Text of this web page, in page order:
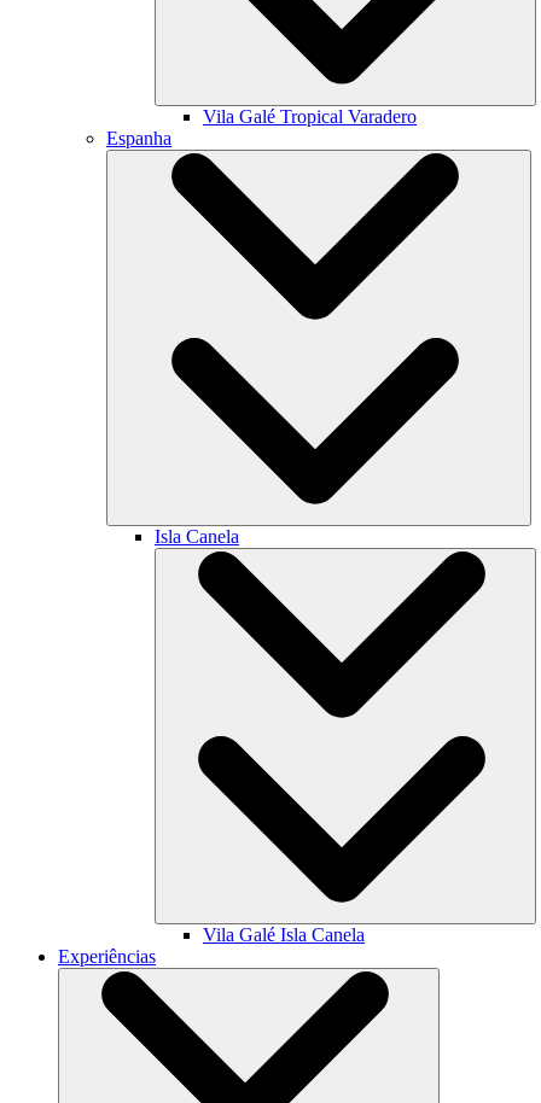
Vila Galé Tropical Varadero
Espanha
Isla Canela
Vila Galé Isla Canela
Experiências